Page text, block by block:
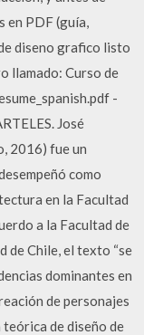
en PDF (guía,
diseno grafico listo
llamado: Curso de
-
José
2016) fue un
como
en la Facultad
a la Facultad de
de Chile, el texto “se
dominantes en
de personajes
de diseño de